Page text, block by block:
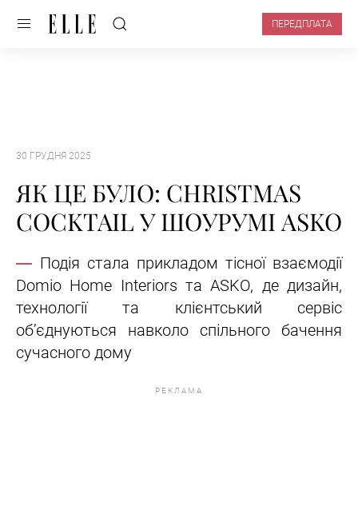
ПЕРЕДПЛАТА
30 ГРУДНЯ 2025
ЯК ЦЕ БУЛО: CHRISTMAS
COCKTAIL У ШОУРУМІ ASKO
Подія стала прикладом тісної взаємодії
Domio Home Interiors та ASKO, де дизайн,
технології та клієнтський сервіс
об’єднуються навколо спільного бачення
сучасного дому
РЕКЛАМА